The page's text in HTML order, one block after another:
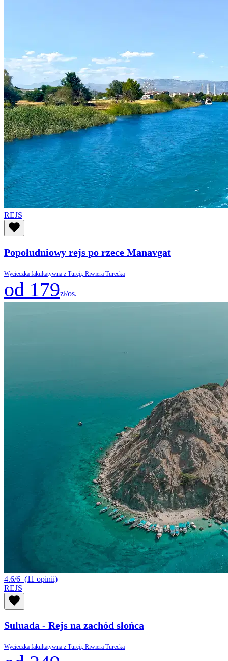
REJS
Popołudniowy rejs po rzece Manavgat
Wycieczka fakultatywna z Turcji, Riwiera Turecka
od 179zł/os.
4.6/6 (11 opinii)
REJS
Suluada - Rejs na zachód słońca
Wycieczka fakultatywna z Turcji, Riwiera Turecka